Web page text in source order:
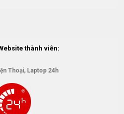
thành viên:
Thoại, Laptop 24h